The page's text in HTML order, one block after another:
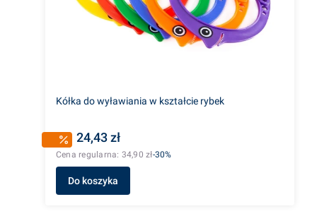
Kółka do wyławiania w kształcie rybek
24,43 zł
Cena regularna: 34,90 zł-30%
Do koszyka